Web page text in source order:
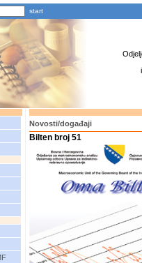
Novosti/događaji
Bilten broj 51